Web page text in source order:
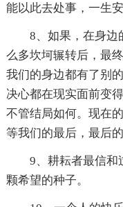
能以此去处事，一生安
8、如果，在身边
么多坎坷辗转后，最
我们的身边都有了别
决心都在现实面前变
不管结局如何。现在
等我们的最后，最后的
9、耕耘者最信和
颗希望的种子。